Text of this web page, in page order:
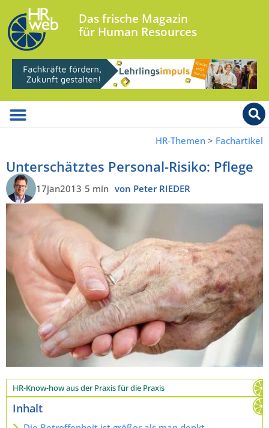
Das frische Magazin
für Human Resources
HR-Themen > Fachartikel
Unterschätztes Personal-Risiko: Pflege
17jan2013 5 min von Peter RIEDER
HR-Know-how aus der Praxis für die Praxis
Inhalt